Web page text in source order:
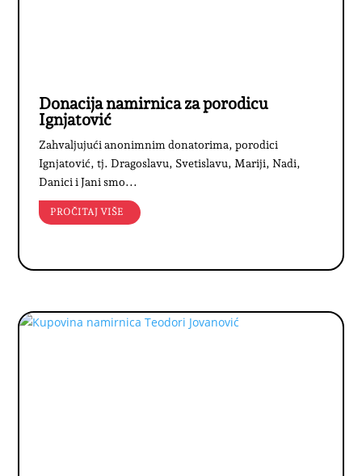
Donacija namirnica za porodicu
Ignjatović
Zahvaljujući anonimnim donatorima, porodici
Ignjatović, tj. Dragoslavu, Svetislavu, Mariji, Nadi,
Danici i Jani smo...
PROČITAJ VIŠE